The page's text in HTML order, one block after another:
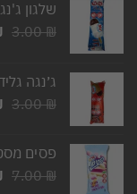
שלגון
3.00₪
ג׳נגה
3.00₪
פסים
7.00₪